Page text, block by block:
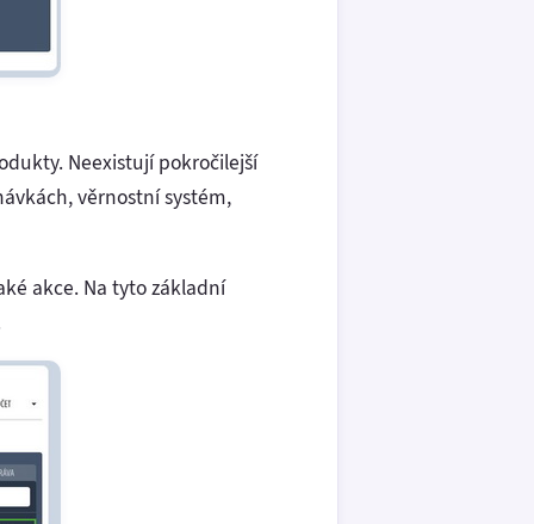
Neexistují pokročilejší
věrnostní systém,
akce. Na tyto základní